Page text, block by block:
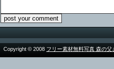
Copyright © 2008 フリー素材無料写真 森の父